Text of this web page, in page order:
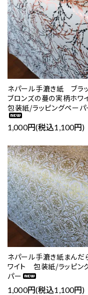
ネパール手漉き紙 ブラ
ブロンズの蔓の実柄ホワ
包装紙/ラッピングペーパ
1,000円(税込1,100円)
ネパール手漉き紙まんだ
ワイト 包装紙/ラッピン
パー
1,000円(税込1,100円)